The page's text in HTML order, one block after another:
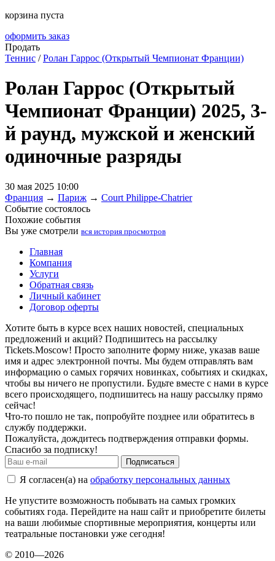
корзина пуста
оформить заказ
Продать
Теннис /Ролан Гаррос (Открытый Чемпионат Франции)
Ролан Гаррос (Открытый
Чемпионат Франции) 2025, 3-
й раунд, мужской и женский
одиночные разряды
30 мая 2025 10:00
Франция → Париж → Court Philippe-Chatrier
Событие состоялось
Похожие события
Вы уже смотрели вся история просмотров
Главная
Компания
Услуги
Обратная связь
Личный кабинет
Договор оферты
Хотите быть в курсе всех наших новостей, специальных
предложений и акций? Подпишитесь на рассылку
Tickets.Moscow! Просто заполните форму ниже, указав ваше
имя и адрес электронной почты. Мы будем отправлять вам
информацию о самых горячих новинках, событиях и скидках,
чтобы вы ничего не пропустили. Будьте вместе с нами в курсе
всего происходящего, подпишитесь на нашу рассылку прямо
сейчас!
Что-то пошло не так, попробуйте позднее или обратитесь в
службу поддержки.
Пожалуйста, дождитесь подтверждения отправки формы.
Спасибо за подписку!
Подписаться
Я согласен(а) на обработку персональных данных
Не упустите возможность побывать на самых громких
событиях года. Перейдите на наш сайт и приобретите билеты
на ваши любимые спортивные мероприятия, концерты или
театральные постановки уже сегодня!
© 2010—2026